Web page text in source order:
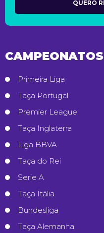
CAMPEONATOS
Primeira Liga
Taça Portugal
Premier League
Taça Inglaterra
Liga BBVA
Taça do Rei
Serie A
Taça Itália
Bundesliga
Taça Alemanha